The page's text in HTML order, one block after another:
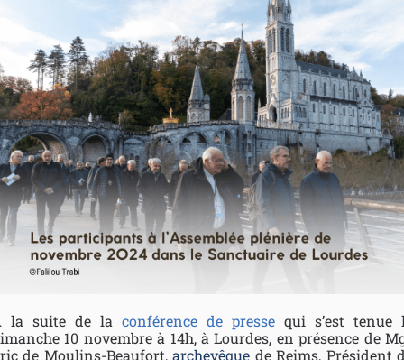
la suite de la conférence de presse qui s’est tenue
10 novembre à 14h, à Lourdes, en présence de
de Moulins-Beaufort,archevêque de Reims, Président